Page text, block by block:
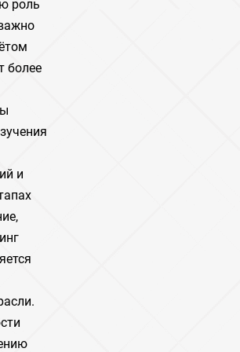
роль
более
и